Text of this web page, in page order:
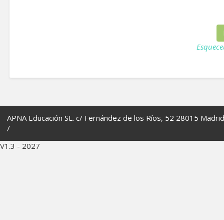
APNA Educación SL. c/ Fernández de los Ríos, 52 28015
/
V1.3 - 2027